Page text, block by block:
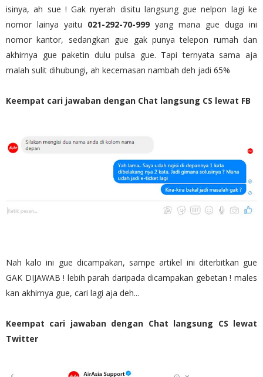
isinya, ah sue ! Gak nyerah disitu langsung gue nelpon lagi ke
nomor lainya yaitu 021-292-70-999 yang mana gue duga ini
nomor kantor, sedangkan gue gak punya telepon rumah dan
akhirnya gue paketin dulu pulsa gue. Tapi ternyata sama aja
malah sulit dihubungi, ah kecemasan nambah deh jadi 65%
Keempat cari jawaban dengan Chat langsung CS lewat FB
Nah kalo ini gue dicampakan, sampe artikel ini diterbitkan gue
GAK DIJAWAB ! lebih parah daripada dicampakan gebetan ! males
kan akhirnya gue, cari lagi aja deh...
Keempat cari jawaban dengan Chat langsung CS lewat
Twitter